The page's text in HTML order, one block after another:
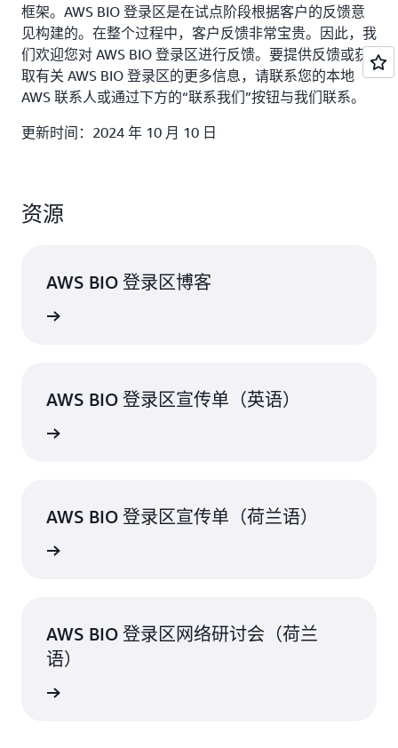
框架。AWS BIO 登录区是在试点阶段根据客户的反馈意
见构建的。在整个过程中，客户反馈非常宝贵。因此，我
们欢迎您对 AWS BIO 登录区进行反馈。要提供反馈或获
取有关 AWS BIO 登录区的更多信息，请联系您的本地
AWS 联系人或通过下方的“联系我们”按钮与我们联系。
更新时间：2024 年 10 月 10 日
资源
AWS BIO 登录区博客
AWS BIO 登录区宣传单（英语）
AWS BIO 登录区宣传单（荷兰语）
AWS BIO 登录区网络研讨会（荷兰
语）